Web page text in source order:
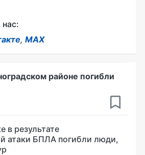
, MAX
районе погибли
в результате
атаки БПЛА погибли люди,